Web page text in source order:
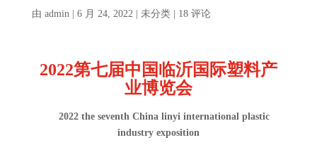
由 admin| 6 月 24, 2022| 未分类 | 18 评论
2022第七届中国临沂国际塑料产
业博览会
2022the seventhChina linyi international plastic
industry exposition